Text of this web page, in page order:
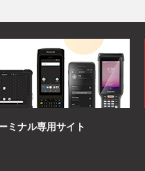
ミナル専用サイト